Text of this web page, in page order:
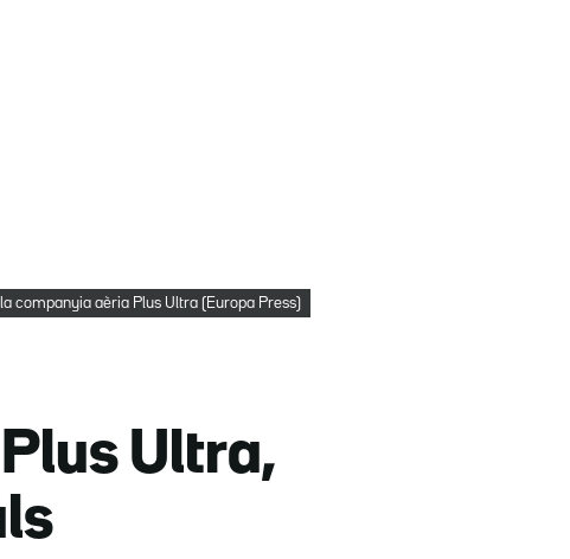
companyia aèria Plus Ultra (Europa Press)
Ultra,